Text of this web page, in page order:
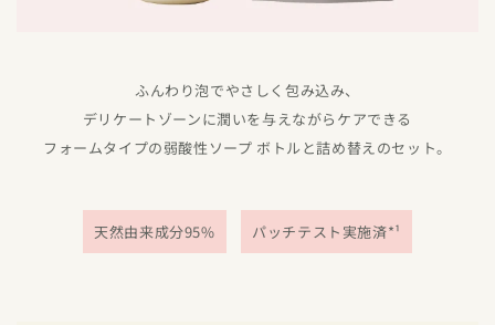
ふんわり泡でやさしく包み込み、
デリケートゾーンに潤いを与えながらケアできる
フォームタイプの弱酸性ソープ ボトルと詰め替えのセット。
天然由来成分95% パッチテスト実施済*¹